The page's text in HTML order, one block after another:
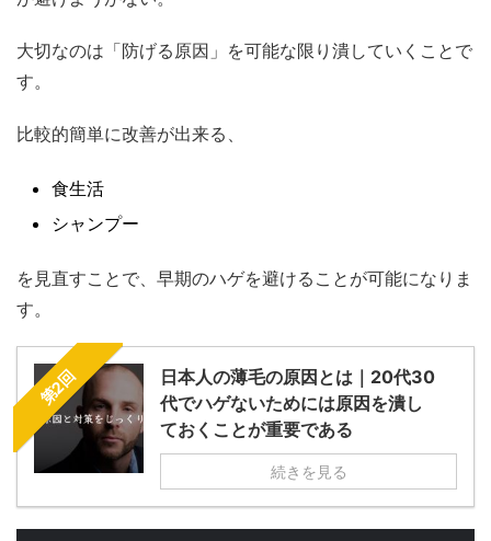
大切なのは「防げる原因」を可能な限り潰していくことで
す。
比較的簡単に改善が出来る、
食生活
シャンプー
を見直すことで、早期のハゲを避けることが可能になりま
す。
第2回
日本人の薄毛の原因とは｜20代30
代でハゲないためには原因を潰し
ておくことが重要である
続きを見る